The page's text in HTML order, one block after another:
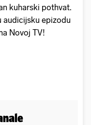
kuharski pothvat.
audicijsku epizodu
Novoj TV!